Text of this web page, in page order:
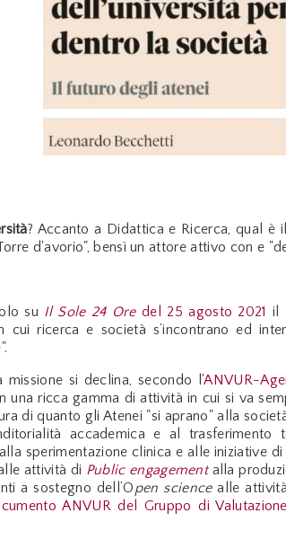
? Accanto a Didattica e Ricerca, qual è
d'avorio", bensì un attore attivo con e
su Il Sole 24 Oredel 25 agosto 2021 il
cui ricerca e società s’incontrano ed
missione si declina, secondo l 'ANVUR-
una ricca gamma di attività in cui si va
di quanto gli Atenei "si aprano" alla
accademica e al
sperimentazione clinica e alle iniziative
attività di Public engagementalla
a sostegno dell’Open sciencealle attività
ANVUR del Gruppo di